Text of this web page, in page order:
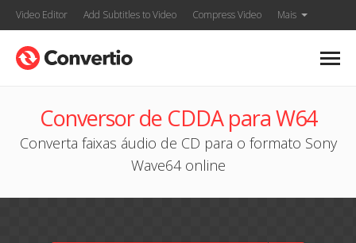
Video Editor Add Subtitles to Video Compress Video Mais
Conversor de CDDA para W64
Converta faixas áudio de CD para o formato Sony
Wave64 online